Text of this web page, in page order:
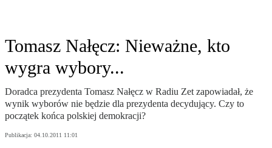
Tomasz Nałęcz: Nieważne, kto
wygra wybory...
Doradca prezydenta Tomasz Nałęcz w Radiu Zet zapowiadał, że
wynik wyborów nie będzie dla prezydenta decydujący. Czy to
początek końca polskiej demokracji?
Publikacja: 04.10.2011 11:01